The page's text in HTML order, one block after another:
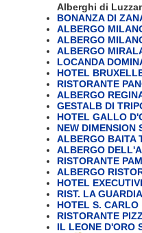
Alberghi di
BONANZA DI
ALBERGO
ALBERGO
ALBERGO
LOCANDA
HOTEL
RISTORANTE
ALBERGO
GESTALB DI
HOTEL GALLO
NEW DIMENSION
ALBERGO BAITA
ALBERGO
RISTORANTE
ALBERGO
HOTEL
RIST. LA
HOTEL S. CARLO
RISTORANTE
IL LEONE D'ORO